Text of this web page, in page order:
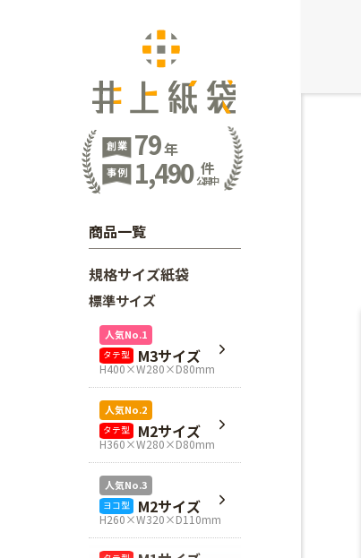
創業 79年
事例 1,490 件
公開中
商品一覧
規格サイズ紙袋
標準サイズ
人気No.1
タテ型 M3サイズ
H400×W280×D80mm
人気No.2
タテ型 M2サイズ
H360×W280×D80mm
人気No.3
ヨコ型 M2サイズ
H260×W320×D110mm